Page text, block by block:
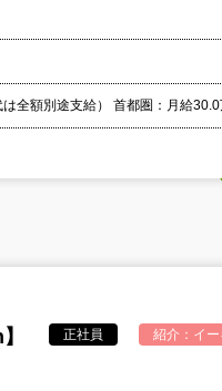
全額別途支給） 首都圏：月給
正社員 紹介： イ